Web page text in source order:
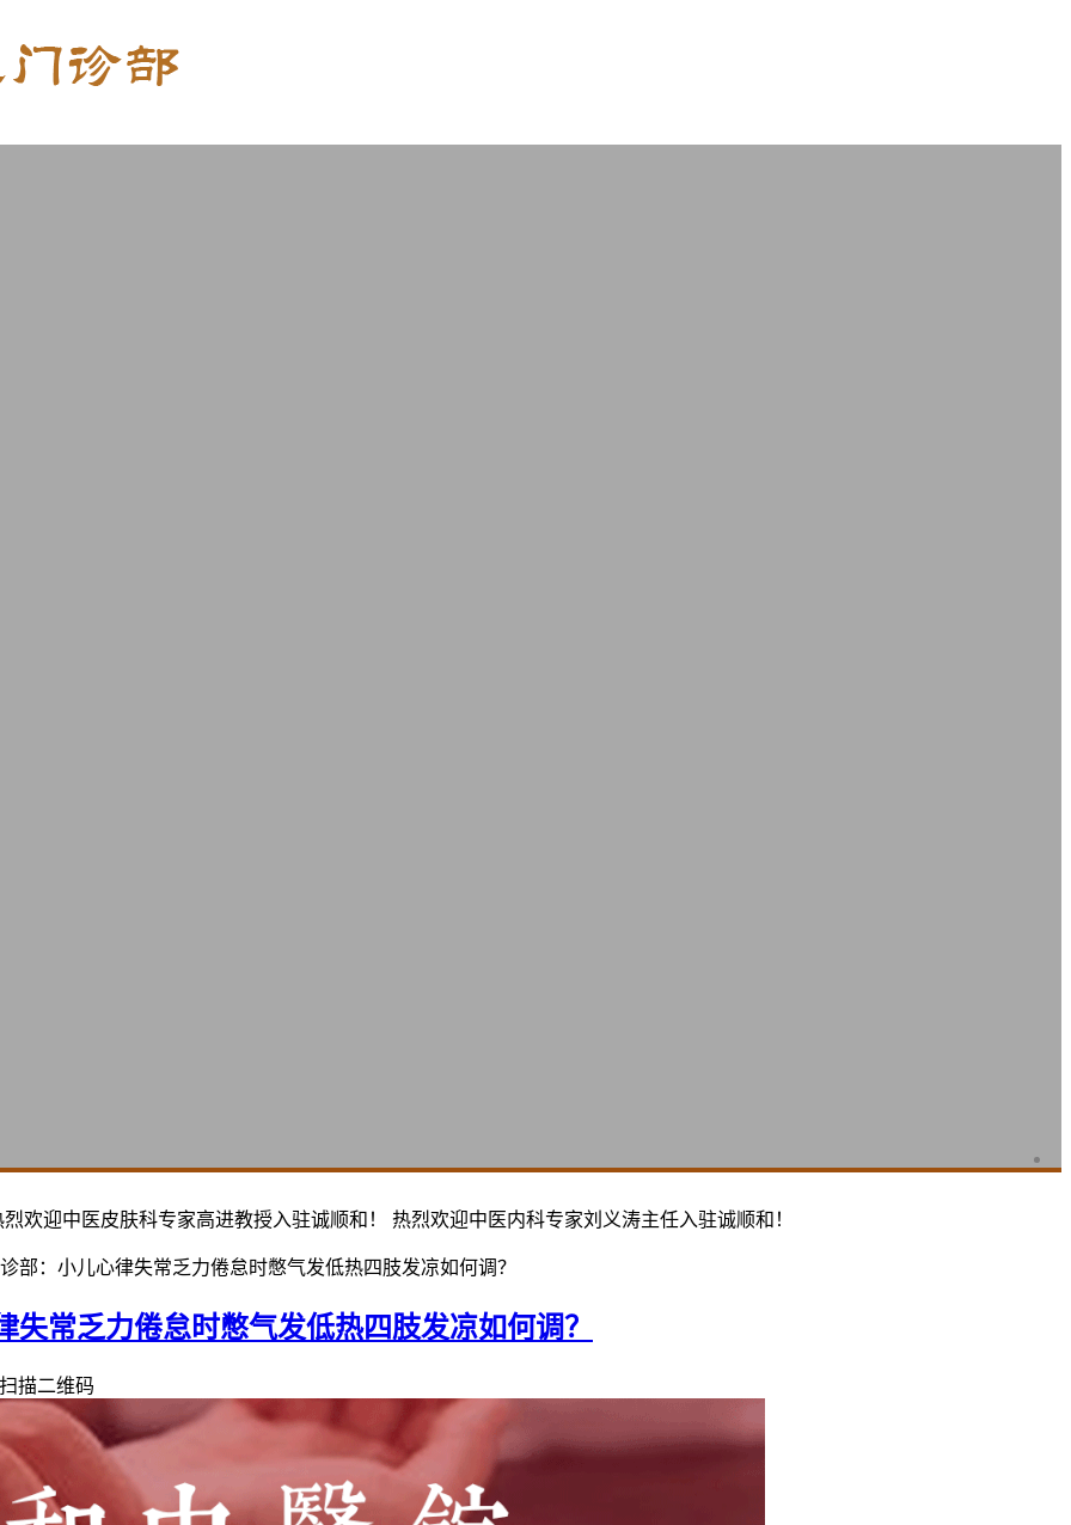
欢迎中医皮肤科专家高进教授入驻诚顺和！ 热烈欢迎中医内科专家刘义涛主任入驻诚顺和！
部：小儿心律失常乏力倦怠时憋气发低热四肢发凉如何调？
常乏力倦怠时憋气发低热四肢发凉如何调？
扫描二维码